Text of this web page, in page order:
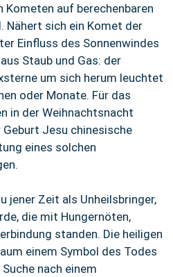
Kometen auf berechenbaren
Nähert sich ein Komet der
Einfluss des Sonnenwindes
Staub und Gas: der
um sich herum leuchtet
oder Monate. Für das
in der Weihnachtsnacht
Jesu chinesische
eines solchen
jener Zeit als Unheilsbringer,
die mit Hungernöten,
standen. Die heiligen
einem Symbol des Todes
nach einem